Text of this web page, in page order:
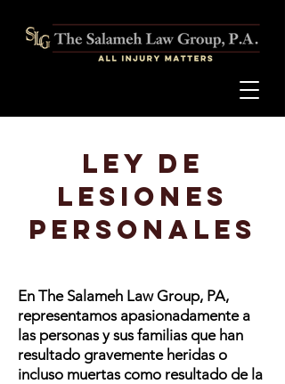
Ley de
lesiones
personales
En The Salameh Law Group, PA,
representamos apasionadamente a
las personas y sus familias que han
resultado gravemente heridas o
incluso muertas como resultado de la